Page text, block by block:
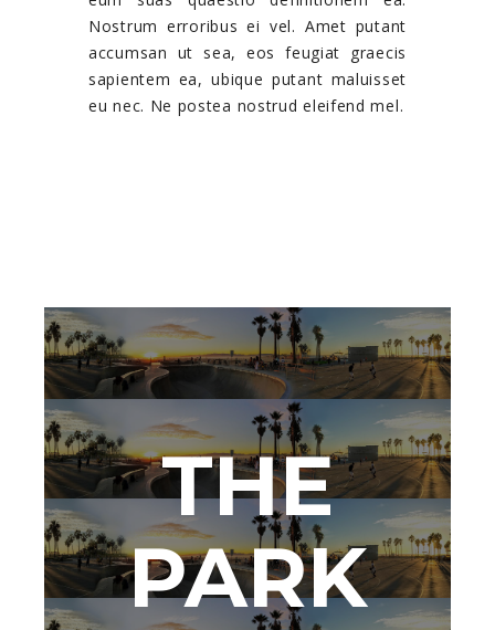
Nostrum erroribus ei vel. Amet putant
accumsan ut sea, eos feugiat graecis
sapientem ea, ubique putant maluisset
eu nec. Ne postea nostrud eleifend mel.
THE
PARK